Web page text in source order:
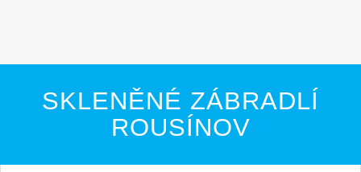
SKLENĚNÉ ZÁBRADLÍ
ROUSÍNOV